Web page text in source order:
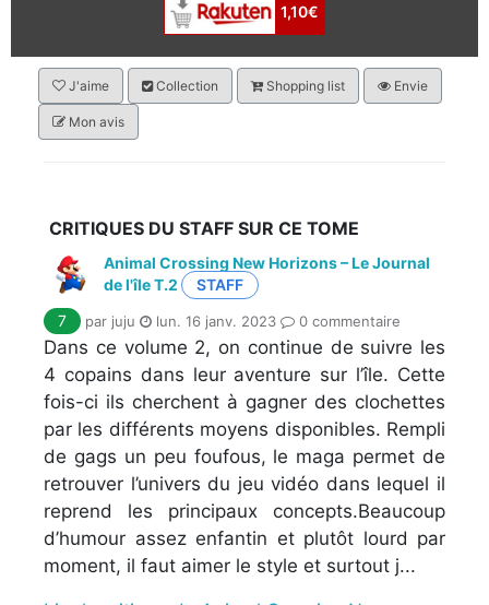
1,10€
J'aime Collection Shopping list Envie
Mon avis
CRITIQUES DU STAFF SUR CE TOME
Animal Crossing New Horizons – Le Journal
de l'île T.2
STAFF
7
par juju lun. 16 janv. 2023 0 commentaire
Dans ce volume 2, on continue de suivre les
4 copains dans leur aventure sur l’île. Cette
fois-ci ils cherchent à gagner des clochettes
par les différents moyens disponibles. Rempli
de gags un peu foufous, le maga permet de
retrouver l’univers du jeu vidéo dans lequel il
reprend les principaux concepts.Beaucoup
d’humour assez enfantin et plutôt lourd par
moment, il faut aimer le style et surtout j...